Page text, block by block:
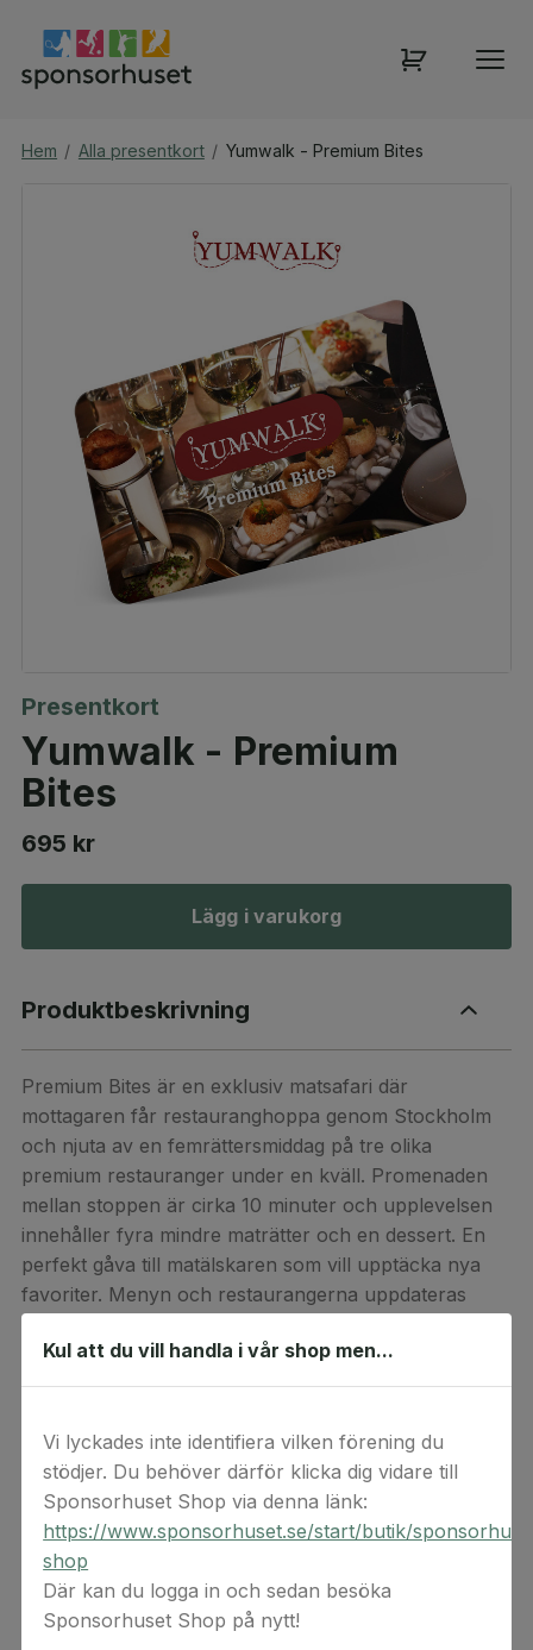
Hem / Alla presentkort / Yumwalk - Premium Bites
Presentkort
Yumwalk - Premium
Bites
695 kr
Lägg i varukorg
Produktbeskrivning
Premium Bites är en exklusiv matsafari där
mottagaren får restauranghoppa genom Stockholm
och njuta av en femrättersmiddag på tre olika
premium restauranger under en kväll. Promenaden
mellan stoppen är cirka 10 minuter och upplevelsen
innehåller fyra mindre maträtter och en dessert. En
perfekt gåva till matälskaren som vill upptäcka nya
favoriter. Menyn och restaurangerna uppdateras
löpande. För aktuell information och detaljer om
upplevelsen, se:
Värdebiljetten gäller en person
Detta är en digital produkt. Digital(a) värdekod(er)
levereras via e-post. Observera att ångerrätten inte
gäller för beställningar av digital(a) värdekod(er) då
Kul att du vill handla i vår shop men...
Vi lyckades inte identifiera vilken förening du
stödjer. Du behöver därför klicka dig vidare till
Sponsorhuset Shop via denna länk:
https://www.sponsorhuset.se/start/butik/
shop
Där kan du logga in och sedan besöka
Sponsorhuset Shop på nytt!